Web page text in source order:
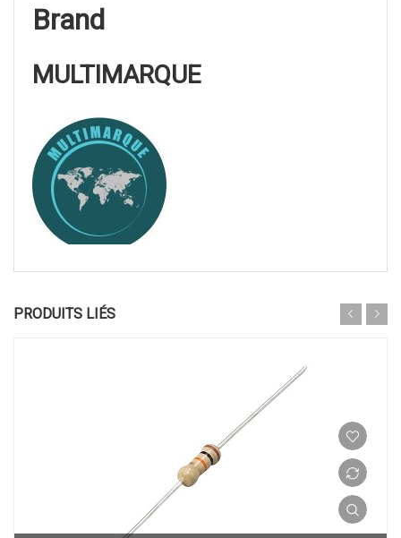
Brand
MULTIMARQUE
PRODUITS LIÉS